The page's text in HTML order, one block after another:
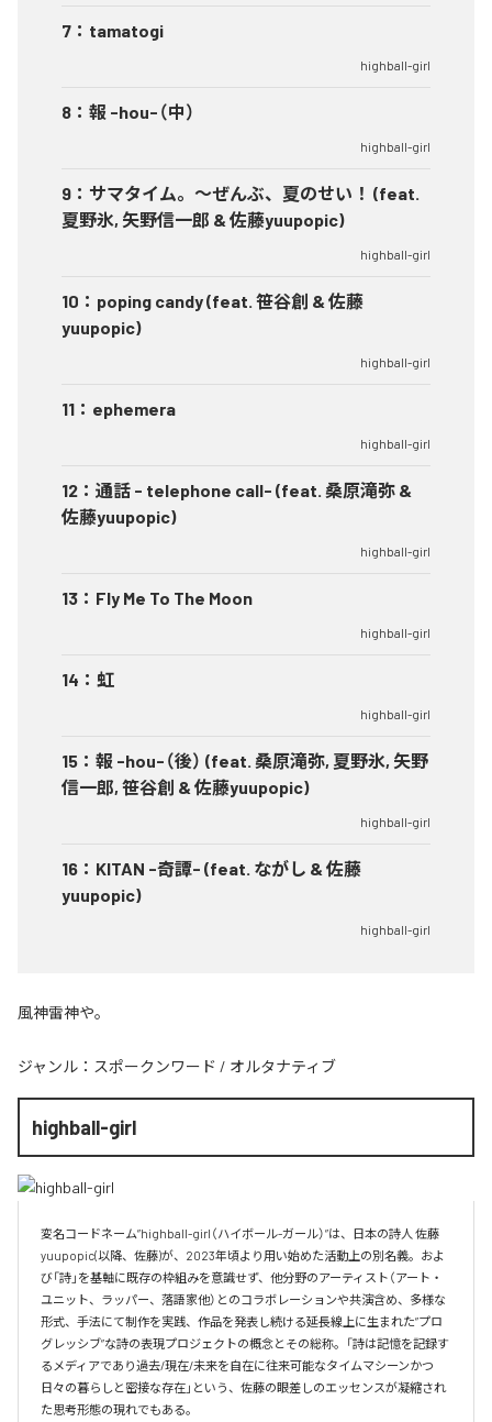
7 ： tamatogi
highball-girl
8 ： 報 -hou-（中）
highball-girl
9 ： サマタイム。～ぜんぶ、夏のせい！ (feat.
夏野氷, 矢野信一郎 & 佐藤yuupopic)
highball-girl
10 ： poping candy (feat. 笹谷創 & 佐藤
yuupopic)
highball-girl
11 ： ephemera
highball-girl
12 ： 通話 - telephone call- (feat. 桑原滝弥 &
佐藤yuupopic)
highball-girl
13 ： Fly Me To The Moon
highball-girl
14 ： 虹
highball-girl
15 ： 報 -hou-（後） (feat. 桑原滝弥, 夏野氷, 矢野
信一郎, 笹谷創 & 佐藤yuupopic)
highball-girl
16 ： KITAN -奇譚- (feat. ながし & 佐藤
yuupopic)
highball-girl
風神雷神や。
ジャンル： スポークンワード / オルタナティブ
highball-girl
変名コードネーム”highball-girl（ハイボール-ガール）”は、日本の詩人 佐藤
yuupopic(以降、佐藤)が、2023年頃より用い始めた活動上の別名義。およ
び「詩」を基軸に既存の枠組みを意識せず、他分野のアーティスト（アート・
ユニット、ラッパー、落語家他）とのコラボレーションや共演含め、多様な
形式、手法にて制作を実践、作品を発表し続ける延長線上に生まれた”プロ
グレッシブ”な詩の表現プロジェクトの概念とその総称。「詩は記憶を記録す
るメディアであり過去/現在/未来を自在に往来可能なタイムマシーンかつ
日々の暮らしと密接な存在」という、佐藤の眼差しのエッセンスが凝縮され
た思考形態の現れでもある。